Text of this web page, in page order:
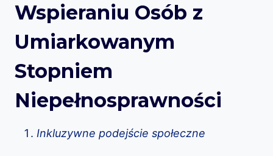
Wspieraniu Osób z
Umiarkowanym
Stopniem
Niepełnosprawności
Inkluzywne podejście społeczne